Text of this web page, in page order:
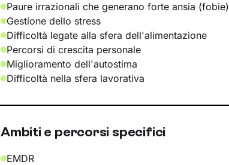
Paure irrazionali che generano forte ansia (fobie)
Gestione dello stress
Difficoltà legate alla sfera dell'alimentazione
Percorsi di crescita personale
Miglioramento dell'autostima
Difficoltà nella sfera lavorativa
Ambiti e percorsi specifici
EMDR